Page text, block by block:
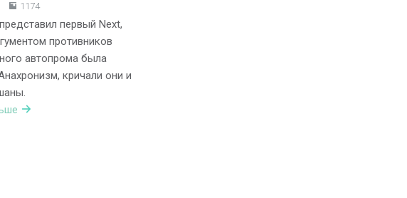
1174
первый Next,
противников
автопрома была
кричали они и